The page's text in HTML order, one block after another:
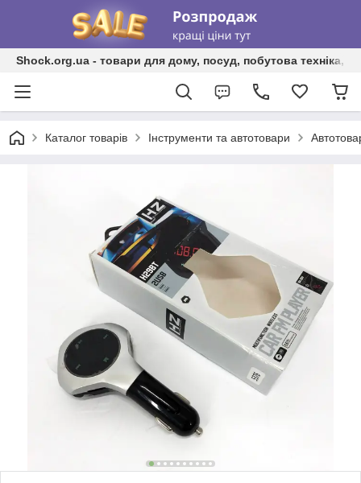
Shock.org.ua - товари для дому, посуд, побутова техніка,
Каталог товарів Інструменти та автотовари